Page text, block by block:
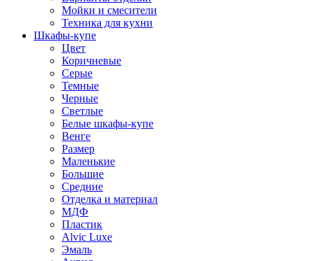
Мойки и смесители
Техника для кухни
Шкафы-купе
Цвет
Коричневые
Серые
Темные
Черные
Светлые
Белые шкафы-купе
Венге
Размер
Маленькие
Большие
Средние
Отделка и материал
МДФ
Пластик
Alvic Luxe
Эмаль